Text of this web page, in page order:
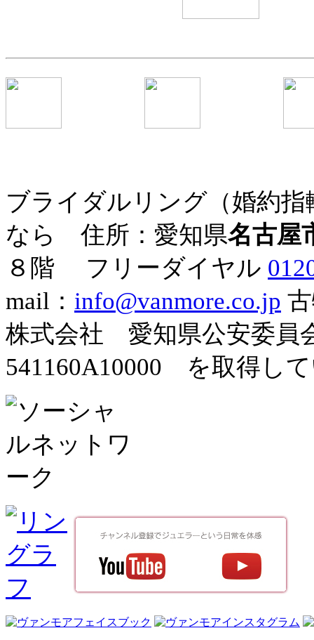
ブライダルリング（婚約
なら 住所：愛知県名古屋
８階
フリーダイヤル
mail： info@vanmore.co.jp
株式会社 愛知県公安委
541160A10000 を取得し